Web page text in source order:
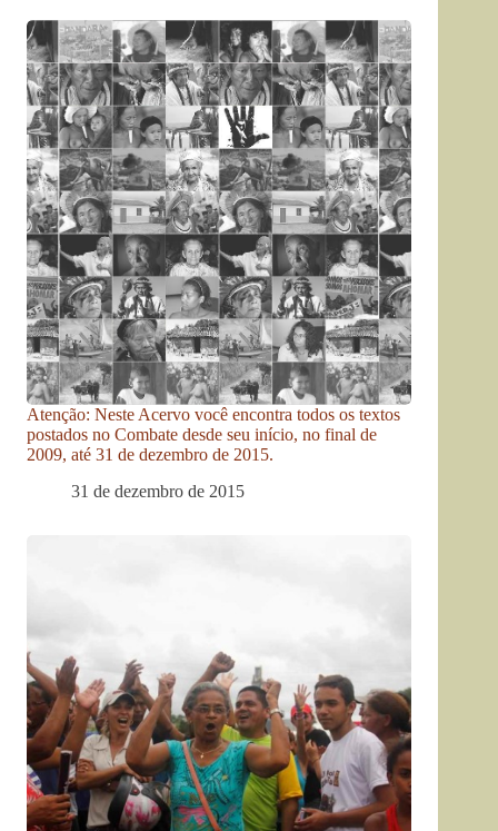
Atenção: Neste Acervo você encontra todos os textos
postados no Combate desde seu início, no final de
2009, até 31 de dezembro de 2015.
31 de dezembro de 2015